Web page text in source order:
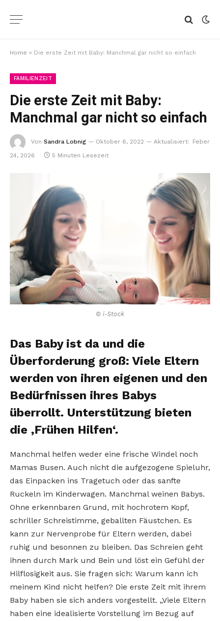
Home » Die erste Zeit mit Baby: Manchmal gar nicht so einfach
FAMILIENZEIT
Die erste Zeit mit Baby:
Manchmal gar nicht so einfach
Von Sandra Lobnig Oktober 6, 2022 Aktualisiert:
Feber
24, 2026
5 Minuten Lesezeit
© i-Stock
Das Baby ist da und die
Überforderung groß: Viele Eltern
werden von ihren eigenen und den
Bedürfnissen ihres Babys
überrollt. Unterstützung bieten
die ‚Frühen Hilfen‘.
Manchmal helfen weder eine frische Windel noch
Mamas Busen. Auch nicht die aufgezogene Spieluhr,
das Einpacken ins Tragetuch oder das sanfte
Ruckeln im Kinderwagen. Manchmal weinen Babys.
Ohne erkennbaren Grund, mit hochrotem Kopf,
schriller Schreistimme, geballten Fäustchen. Es
kann zur Nervenprobe für Eltern werden, dabei
ruhig und besonnen zu bleiben. Das Schreien geht
ihnen durch Mark und Bein und löst ein Gefühl der
Hilflosigkeit aus. Sie fragen sich: Warum kann ich
meinem Kind nicht helfen? Die erste Zeit mit ihrem
Baby haben sie sich anders vorgestellt. „Viele Eltern
haben eine idealisierte Vorstellung im Bezug auf